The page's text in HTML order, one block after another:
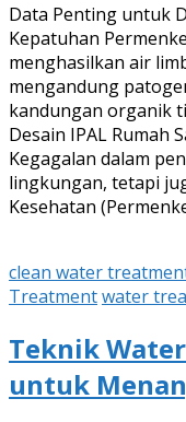
Data Penting untuk
Kepatuhan
menghasilkan air
mengandung
kandungan organik
Desain IPAL Rumah
Kegagalan dalam
lingkungan, tetapi
Kesehatan
clean water
Treatmentwater
Teknik
untuk